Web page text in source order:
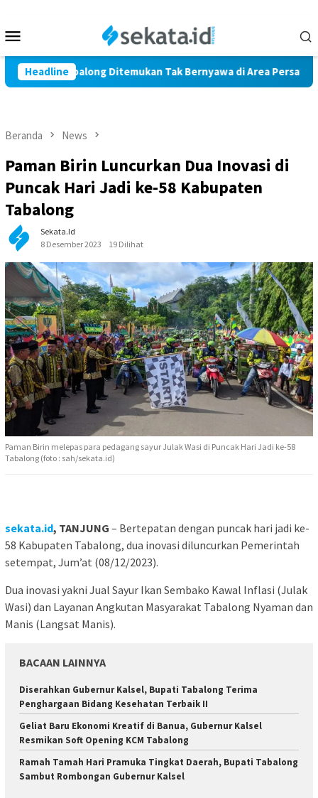
konten
Mobile
Headline
Tabalong Ditemukan Tak Bernyawa di Area Persawahan
Beranda News
Paman Birin Luncurkan Dua Inovasi di
Puncak Hari Jadi ke-58 Kabupaten
Tabalong
Sekata.id
8 Desember 2023
19 Dilihat
Paman Birin melepas para pedagang sayur Julak Wasi di Puncak Hari Jadi ke-58
Tabalong (foto : sah/sekata.id)
sekata.id, TANJUNG – Bertepatan dengan puncak hari jadi ke-
58 Kabupaten Tabalong, dua inovasi diluncurkan Pemerintah
setempat, Jum’at (08/12/2023).
Dua inovasi yakni Jual Sayur Ikan Sembako Kawal Inflasi (Julak
Wasi) dan Layanan Angkutan Masyarakat Tabalong Nyaman dan
Manis (Langsat Manis).
BACAAN LAINNYA
Diserahkan Gubernur Kalsel, Bupati Tabalong Terima
Penghargaan Bidang Kesehatan Terbaik II
Geliat Baru Ekonomi Kreatif di Banua, Gubernur Kalsel
Resmikan Soft Opening KCM Tabalong
Ramah Tamah Hari Pramuka Tingkat Daerah, Bupati Tabalong
Sambut Rombongan Gubernur Kalsel